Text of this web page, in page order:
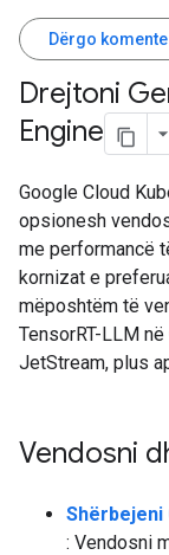
Dërgo komente
Drejtoni
Engine
Google Cloud
opsionesh
me performancë
kornizat e
mëposhtëm të
TensorRT-LLM
JetStream, plus
Vendosni
Shërbejeni
: Vendosni